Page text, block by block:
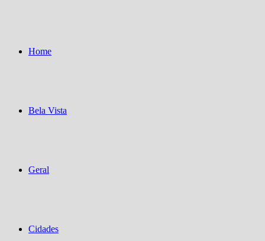
Home
Bela Vista
Geral
Cidades